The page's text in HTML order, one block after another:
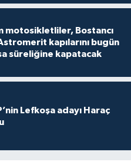
motosikletliler, Bostancı
kapılarını bugün
süreliğine kapatacak
Lefkoşa adayı Haraç